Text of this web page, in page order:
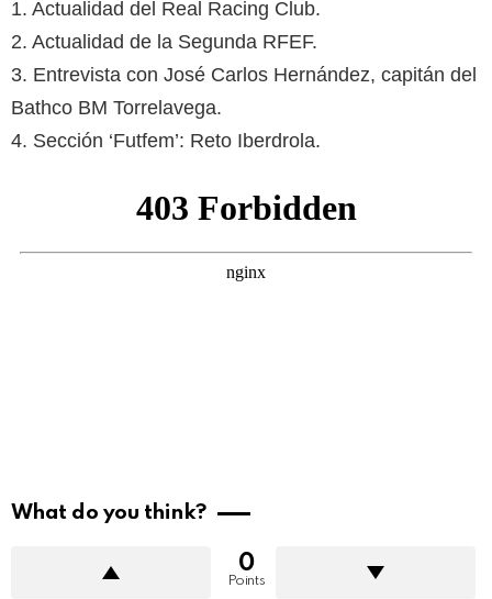
1. Actualidad del Real Racing Club.
2. Actualidad de la Segunda RFEF.
3. Entrevista con José Carlos Hernández, capitán del
Bathco BM Torrelavega.
4. Sección ‘Futfem’: Reto Iberdrola.
What do you think?
0
Points